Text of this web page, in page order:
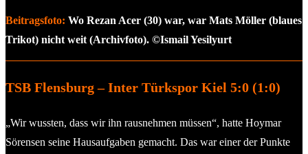
Beitragsfoto: Wo Rezan Acer (30) war, war Mats Möller (blaues
Trikot) nicht weit (Archivfoto). ©Ismail Yesilyurt
TSB Flensburg – Inter Türkspor Kiel 5:0 (1:0)
„Wir wussten, dass wir ihn rausnehmen müssen“, hatte Hoymar
Sörensen seine Hausaufgaben gemacht. Das war einer der Punkte